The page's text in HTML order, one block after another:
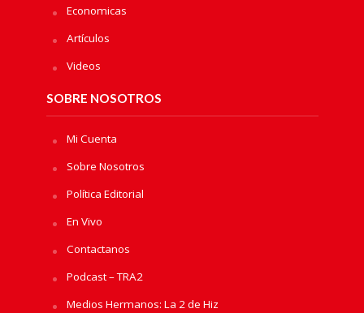
Economicas
Artículos
Videos
SOBRE NOSOTROS
Mi Cuenta
Sobre Nosotros
Política Editorial
En Vivo
Contactanos
Podcast – TRA2
Medios Hermanos: La 2 de Hiz